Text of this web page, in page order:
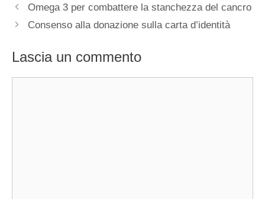
Omega 3 per combattere la stanchezza del cancro
Consenso alla donazione sulla carta d’identità
Lascia un commento